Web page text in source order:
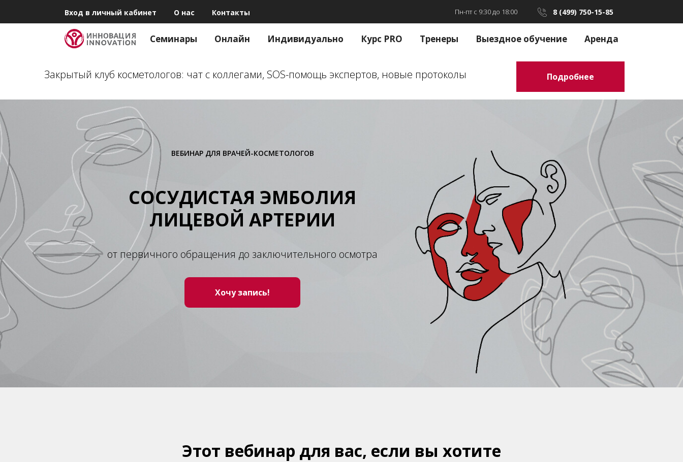
Вход в личный кабинет О нас Контакты Пн-пт с 9:30 до 18:00 8 (499) 750-15-85
Семинары Онлайн Индивидуально Курс PRO Тренеры Выездное обучение Аренда
Закрытый клуб косметологов: чат с коллегами, SOS-помощь экспертов, новые протоколы Подробнее
ВЕБИНАР ДЛЯ ВРАЧЕЙ-КОСМЕТОЛОГОВ
СОСУДИСТАЯ ЭМБОЛИЯ
ЛИЦЕВОЙ АРТЕРИИ
от первичного обращения до заключительного осмотра
Хочу запись!
Этот вебинар для вас, если вы хотите